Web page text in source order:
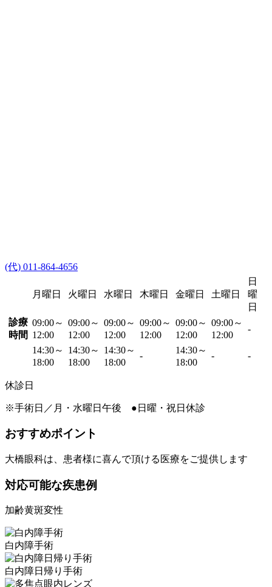
(代) 011-864-4656
月曜日 火曜日 水曜日 木曜日 金曜日 土曜日
日
曜
日
診療
時間
09:00～
12:00
09:00～
12:00
09:00～
12:00
09:00～
12:00
09:00～
12:00
09:00～
12:00
-
14:30～
18:00
14:30～
18:00
14:30～
18:00
-
14:30～
18:00
- -
休診日
※手術日／月・水曜日午後 ●日曜・祝日休診
おすすめポイント
大橋眼科は、患者様に喜んで頂ける医療をご提供します
対応可能な疾患例
加齢黄斑変性
⽩内障⼿術
白内障日帰り手術